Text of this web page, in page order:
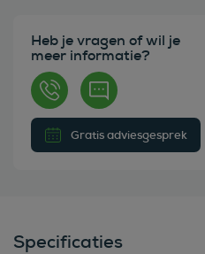
Heb je vragen of wil je
meer informatie?
Gratis adviesgesprek
Specificaties